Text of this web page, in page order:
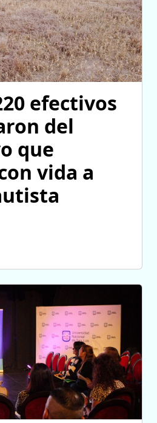
efectivos
del
que
vida a